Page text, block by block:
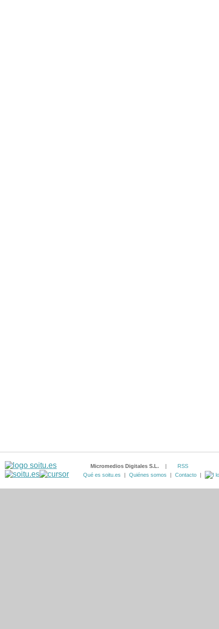
Micromedios Digitales S.L.
RSS
Qué es soitu.es
Quiénes somos Contacto